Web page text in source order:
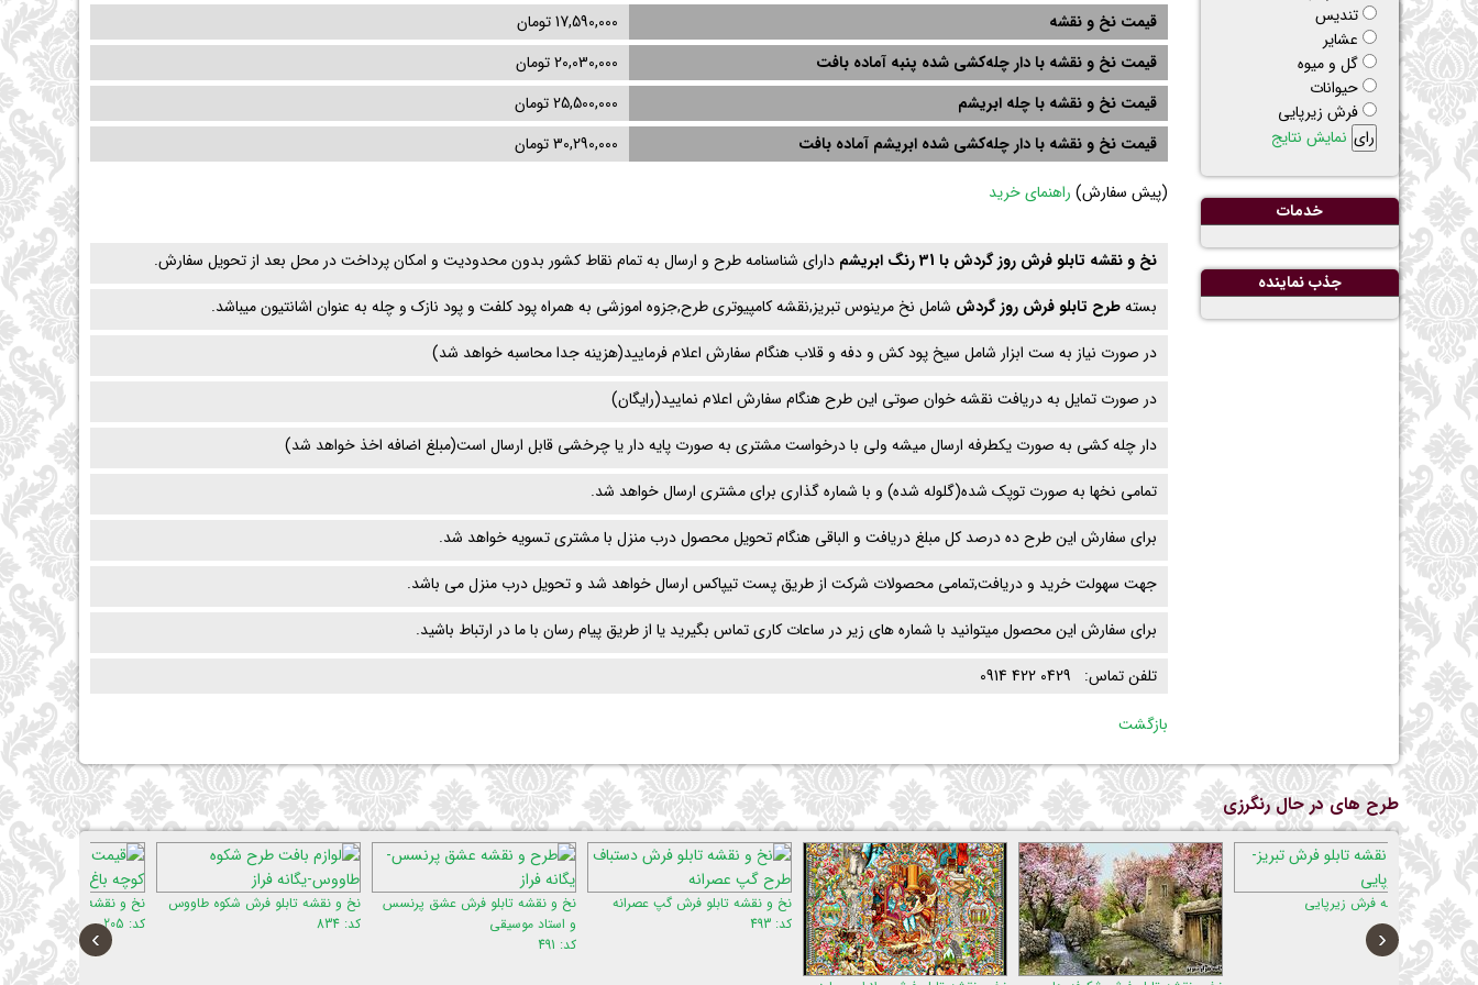
قیمت نخ و نقشه
17,590,000 تومان
قیمت نخ و نقشه با دار چله‌کشی‌ شده پنبه آماده بافت
20,030,000 تومان
قیمت نخ و نقشه با چله ابریشم
25,500,000 تومان
قیمت نخ و نقشه با دار چله‌کشی‌ شده ابریشم آماده بافت
30,290,000 تومان
(پیش سفارش) راهنمای خرید
نخ و نقشه تابلو فرش روز گردش با 31 رنگ ابریشم
دارای شناسنامه طرح و ارسال به تمام نقاط کشور بدون محدودیت و امکان پرداخت در محل بعد از تحویل سفارش.
بستهطرح تابلو فرش روز گردش شامل نخ مرینوس تبریز,نقشه کامپیوتری طرح,جزوه اموزشی به همراه پود کلفت و پود نازک و چله به عنوان اشانتیون میباشد.
در صورت نیاز به ست ابزار شامل سیخ پود کش و دفه و قلاب هنگام سفارش اعلام فرمایید(هزینه جدا محاسبه خواهد شد)
در صورت تمایل به دریافت نقشه خوان صوتی این طرح هنگام سفارش اعلام نمایید(رایگان)
دار چله کشی به صورت یکطرفه ارسال میشه ولی با درخواست مشتری به صورت پایه دار یا چرخشی قابل ارسال است(مبلغ اضافه اخذ خواهد شد)
تمامی نخها به صورت توپک شده(گلوله شده) و با شماره گذاری برای مشتری ارسال خواهد شد.
برای سفارش این طرح ده درصد کل مبلغ دریافت و الباقی هنگام تحویل محصول درب منزل با مشتری تسویه خواهد شد.
جهت سهولت خرید و دریافت,تمامی محصولات شرکت از طریق پست تیپاکس ارسال خواهد شد و تحویل درب منزل می باشد.
برای سفارش این محصول میتوانید با شماره های زیر در ساعات کاری تماس بگیرید یا از طریق پیام رسان با ما در ارتباط باشید.
تلفن تماس: 0429 422 0914
بازگشت
تنديس
عشاير
گل و ميوه
حيوانات
فرش زیرپایی
نمایش نتایج
خدمات
جذب نماينده
طرح های در حال رنگرزی
نخ و نقشه تابلو فرش گپ عصرانه
کد: 493
نخ و نقشه تابلو فرش عشق پرنسس
نخ و نقشه تابلو فرش شکوه طاووس
کد: 834
نخ و نقشه تابلو فرش کوچه باغ
نخ و نقشه
کد: 602
‹
›